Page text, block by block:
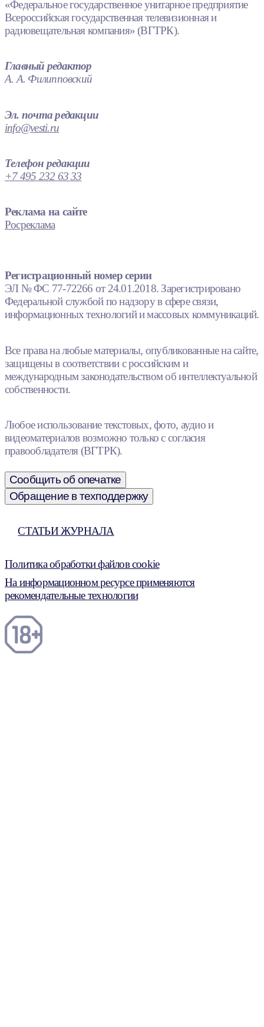
«Федеральное государственное унитарное предприятие
Всероссийская государственная телевизионная и
радиовещательная компания» (ВГТРК).
Главный редактор
А. А. Филипповский
Эл. почта редакции
info@vesti.ru
Телефон редакции
+7 495 232 63 33
Реклама на сайте
Росреклама
Регистрационный номер серии
ЭЛ № ФС 77-72266 от 24.01.2018. Зарегистрировано
Федеральной службой по надзору в сфере связи,
информационных технологий и массовых коммуникаций.
Все права на любые материалы, опубликованные на сайте,
защищены в соответствии с российским и
международным законодательством об интеллектуальной
собственности.
Любое использование текстовых, фото, аудио и
видеоматериалов возможно только с согласия
правообладателя (ВГТРК).
Сообщить об опечатке
Обращение в техподдержку
СТАТЬИ ЖУРНАЛА
Политика обработки файлов cookie
На информационном ресурсе применяются
рекомендательные технологии